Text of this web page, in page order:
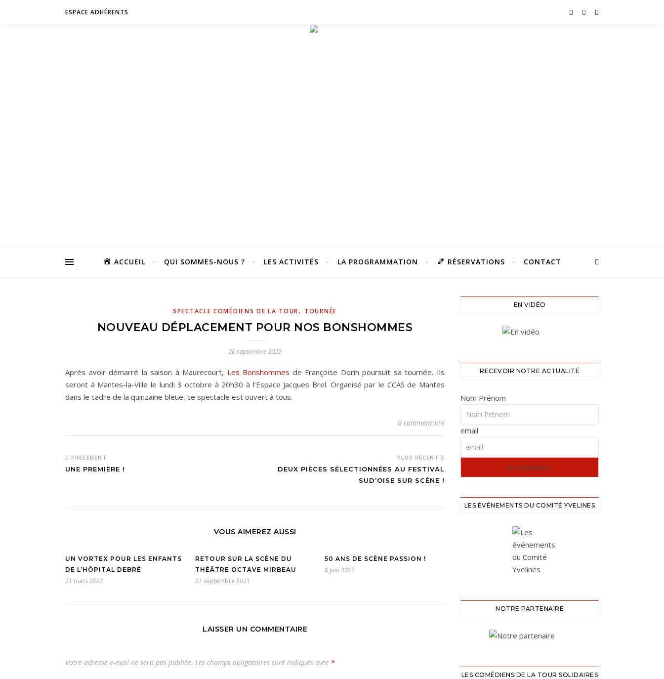
ESPACE ADHÉRENTS
ACCUEIL QUI SOMMES-NOUS ? LES ACTIVITÉS LA PROGRAMMATION RÉSERVATIONS CONTACT
SPECTACLE COMÉDIENS DE LA TOUR, TOURNÉE
NOUVEAU DÉPLACEMENT POUR NOS BONSHOMMES
26 septembre 2022
Après avoir démarré la saison à Maurecourt, Les Bonshommes de Françoise Dorin poursuit sa tournée. Ils
seront à Mantes-la-Ville le lundi 3 octobre à 20h30 à l’Espace Jacques Brel. Organisé par le CCAS de Mantes
dans le cadre de la quinzaine bleue, ce spectacle est ouvert à tous.
0 commentaire
PRÉCÉDENT
UNE PREMIÈRE !
PLUS RÉCENT
DEUX PIÈCES SÉLECTIONNÉES AU FESTIVAL
SUD’OISE SUR SCÈNE !
VOUS AIMEREZ AUSSI
UN VORTEX POUR LES ENFANTS
DE L’HÔPITAL DEBRÉ
21 mars 2022
RETOUR SUR LA SCÈNE DU
THÉÂTRE OCTAVE MIRBEAU
27 septembre 2021
50 ANS DE SCÈNE PASSION !
8 juin 2022
LAISSER UN COMMENTAIRE
Votre adresse e-mail ne sera pas publiée. Les champs obligatoires sont indiqués avec *
EN VIDÉO
RECEVOIR NOTRE ACTUALITÉ
Nom Prénom
email
LES ÉVÉNEMENTS DU COMITÉ YVELINES
NOTRE PARTENAIRE
LES COMÉDIENS DE LA TOUR SOLIDAIRES